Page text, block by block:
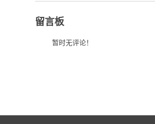
留言板
暂时无评论！